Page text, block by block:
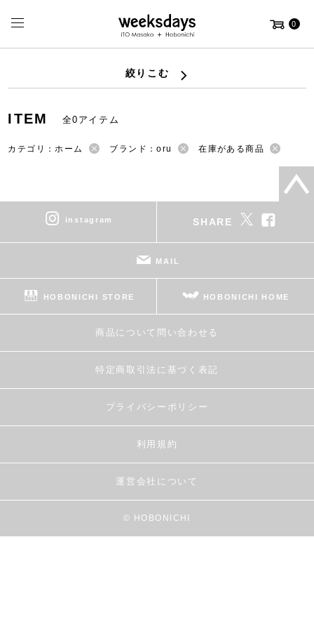
0
絞りこむ
ITEM 全0アイテム
カテゴリ：ホーム ブランド：oru 在庫がある商品
instagram SHARE
MAIL
HOBONICHI STORE HOBONICHI HOME
商品について問い合わせる
特定商取引法に基づく表記
プライバシーポリシー
利用規約
運営会社について
© HOBONICHI